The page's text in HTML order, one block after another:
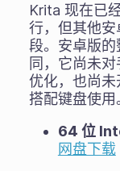
Krita 现在已
行，但其他
段。安卓版
同，它尚未
优化，也尚
搭配键盘使用
64 位
网盘下载